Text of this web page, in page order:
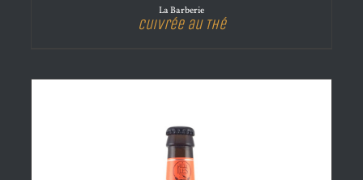
La Barberie
Cuivrée au Thé